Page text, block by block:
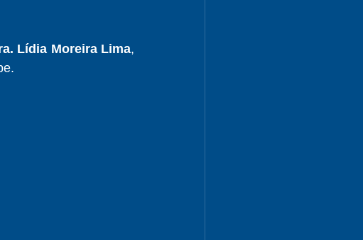
Lídia Moreira Lima,